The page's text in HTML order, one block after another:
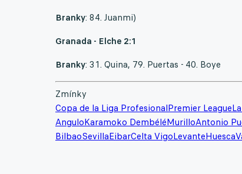
Branky: 84. Juanmi)
Granada - Elche 2:1
Branky: 31. Quina, 79. Puertas - 40. Boye
Zmínky
Copa de la Liga ProfesionalPremier League
AnguloKaramoko DembéléMurilloAntonio
BilbaoSevillaEibarCelta VigoLevanteHuesca